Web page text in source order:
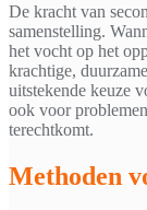
De kracht van
samenstelling.
het vocht op het
krachtige,
uitstekende keuze
ook voor
terechtkomt.
Methoden